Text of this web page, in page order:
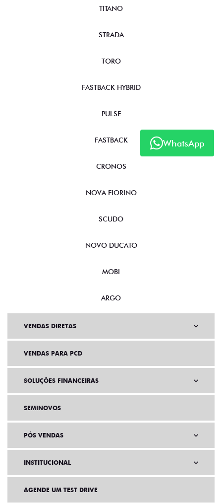
WhatsApp
TITANO
STRADA
TORO
FASTBACK HYBRID
PULSE
FASTBACK
CRONOS
NOVA FIORINO
SCUDO
NOVO DUCATO
MOBI
ARGO
VENDAS DIRETAS
VENDAS PARA PCD
SOLUÇÕES FINANCEIRAS
SEMINOVOS
PÓS VENDAS
INSTITUCIONAL
AGENDE UM TEST DRIVE